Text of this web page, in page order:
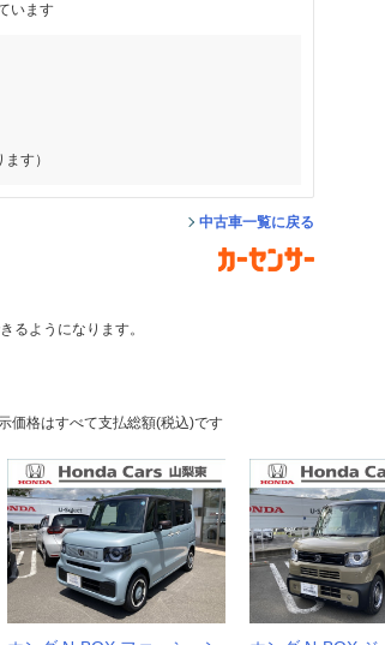
います
す）
中古車一覧に戻る
るようになります。
価格はすべて支払総額(税込)です